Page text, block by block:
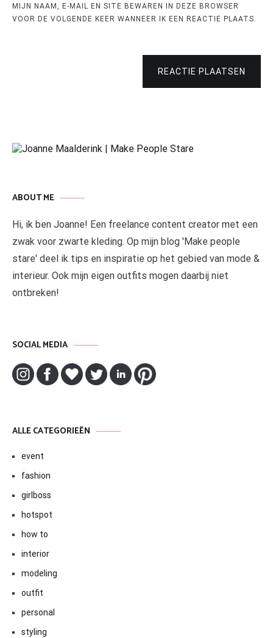
MIJN NAAM, E-MAIL EN SITE BEWAREN IN DEZE BROWSER
VOOR DE VOLGENDE KEER WANNEER IK EEN REACTIE PLAATS.
REACTIE PLAATSEN
ABOUT ME
Hi, ik ben Joanne! Een freelance content creator met een
zwak voor zwarte kleding. Op mijn blog 'Make people
stare' deel ik tips en inspiratie op het gebied van mode &
interieur. Ook mijn eigen outfits mogen daarbij niet
ontbreken!
SOCIAL MEDIA
ALLE CATEGORIEËN
event
fashion
girlboss
hotspot
how to
interior
modeling
outfit
personal
styling